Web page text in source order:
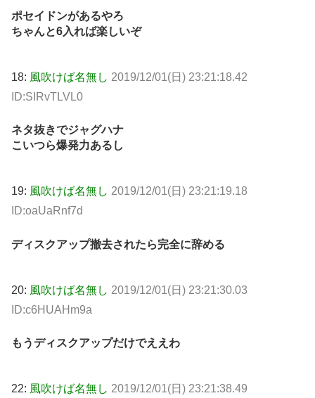
ポセイドンがあるやろ
ちゃんと6入れば楽しいぞ
18: 風吹けば名無し 2019/12/01(日) 23:21:18.42
ID:SIRvTLVL0
ネタ抜きでジャグハナ
こいつら爆発力あるし
19: 風吹けば名無し 2019/12/01(日) 23:21:19.18
ID:oaUaRnf7d
ディスクアップ撤去されたら完全に辞める
20: 風吹けば名無し 2019/12/01(日) 23:21:30.03
ID:c6HUAHm9a
もうディスクアップだけでええわ
22: 風吹けば名無し 2019/12/01(日) 23:21:38.49